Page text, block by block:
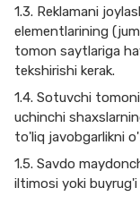
1.3. Reklamani
elementlarining
tomon saytlariga
tekshirishi kerak.
1.4. Sotuvchi
uchinchi
to'liq javobgarlikni
1.5. Savdo
iltimosi yoki